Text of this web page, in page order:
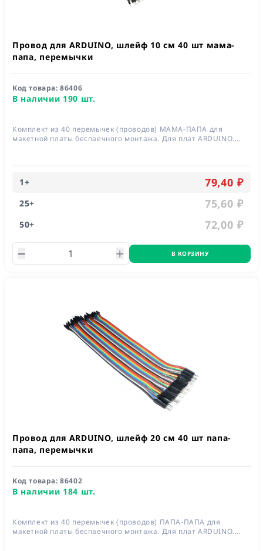
Провод для ARDUINO, шлейф 10 см 40 шт мама-
папа, перемычки
Код товара:86406
В наличии 190 шт.
Комплект из 40 перемычек (проводов) МАМА-ПАПА для
макетной платы беспаечного монтажа. Для плат ARDUINO.
1+ 79,40 ₽
25+ 75,60 ₽
50+ 72,00 ₽
В КОРЗИНУ
Провод для ARDUINO, шлейф 20 см 40 шт папа-
папа, перемычки
Код товара:86402
В наличии 184 шт.
Комплект из 40 перемычек (проводов) ПАПА-ПАПА для
макетной платы беспаечного монтажа. Для плат ARDUINO.